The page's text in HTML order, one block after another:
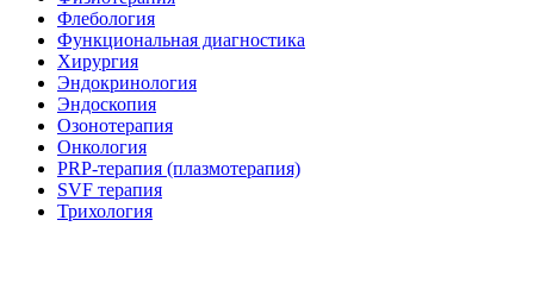
Флебология
Функциональная диагностика
Хирургия
Эндокринология
Эндоскопия
Озонотерапия
Онкология
PRP-терапия (плазмотерапия)
SVF терапия
Трихология